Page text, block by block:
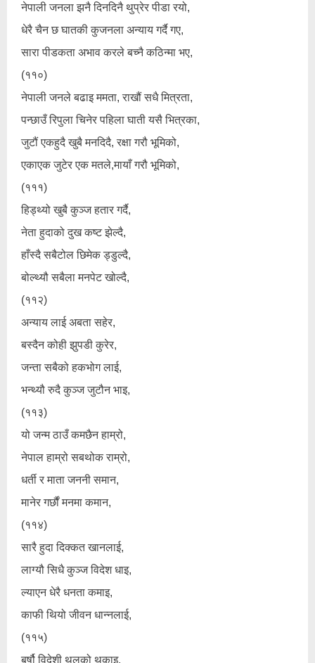
नेपाली जनला झनै दिनदिनै थुप्रेर पीडा रयो,
धेरै चैन छ घातकी कुजनला अन्याय गर्दै गए,
सारा पीडकता अभाव करले बच्नै कठिन्मा भए,
(११०)
नेपाली जनले बढाइ ममता, राखौं सधै मित्रता,
पन्छाउँ रिपुला चिनेर पहिला घाती यसै भित्रका,
जुटौं एकहुदै खुबै मनदिदै, रक्षा गरौ भूमिको,
एकाएक जुटेर एक मतले,मायाँ गरौ भूमिको,
(१११)
हिड्थ्यो खुबै कुञ्ज हतार गर्दै,
नेता हुदाको दुख कष्ट झेल्दै,
हाँस्दै सबैटोल छिमेक ड्डुल्दै,
बोल्थ्यौ सबैला मनपेट खोल्दै,
(११२)
अन्याय लाई अबता सहेर,
बस्दैन कोही झुपडी कुरेर,
जन्ता सबैको हकभोग लाई,
भन्थ्यौ रुदै कुञ्ज जुटौन भाइ,
(११३)
यो जन्म ठाउँ कमछैन हाम्रो,
नेपाल हाम्रो सबथोक राम्रो,
धर्ती र माता जननी समान,
मानेर गर्छौं मनमा कमान,
(११४)
सारै हुदा दिक्कत खानलाई,
लाग्यौ सिधै कुञ्ज विदेश धाइ,
ल्याएन धेरै धनता कमाइ,
काफी थियो जीवन धान्नलाई,
(११५)
बर्षौ विदेशी थलको थकाइ,